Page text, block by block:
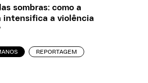
sombras: como a
intensifica a violência
REPORTAGEM